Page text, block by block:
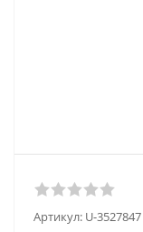
Артикул: U-3527847